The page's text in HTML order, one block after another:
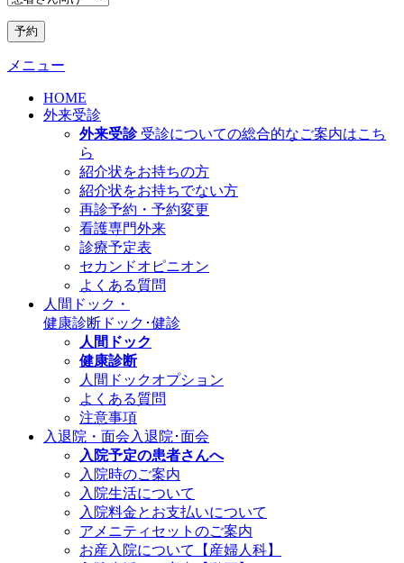
予約
メニュー
HOME
外来受診
外来受診 受診についての総合的なご案内はこち
ら
紹介状をお持ちの方
紹介状をお持ちでない方
再診予約・予約変更
看護専門外来
診療予定表
セカンドオピニオン
よくある質問
人間ドック・
健康診断 ドック･健診
人間ドック
健康診断
人間ドックオプション
よくある質問
注意事項
入退院・面会 入退院･面会
入院予定の患者さんへ
入院時のご案内
入院生活について
入院料金とお支払いについて
アメニティセットのご案内
お産入院について【産婦人科】